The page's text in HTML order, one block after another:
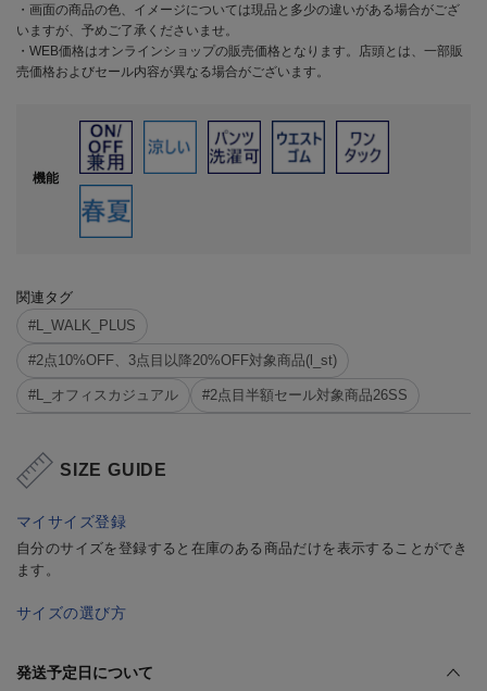
・画面の商品の色、イメージについては現品と多少の違いがある場合がござ
いますが、予めご了承くださいませ。
・WEB価格はオンラインショップの販売価格となります。店頭とは、一部販
売価格およびセール内容が異なる場合がございます。
機能
関連タグ
#L_WALK_PLUS
#2点10%OFF、3点目以降20%OFF対象商品(l_st)
#L_オフィスカジュアル #2点目半額セール対象商品26SS
SIZE GUIDE
マイサイズ登録
自分のサイズを登録すると在庫のある商品だけを表示することができ
ます。
サイズの選び方
発送予定日について